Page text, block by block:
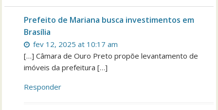
Prefeito de Mariana busca investimentos em
Brasília
fev 12, 2025 at 10:17 am
[…] Câmara de Ouro Preto propõe levantamento de
imóveis da prefeitura […]
Responder